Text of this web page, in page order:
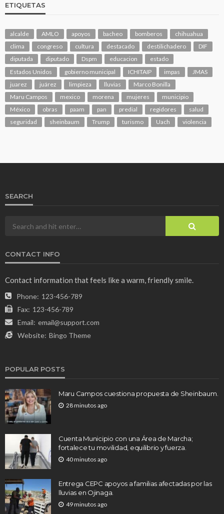
ETIQUETAS
alcalde AMLO apoyos bacheo bomberos
chihuahua
clima
congreso cultura destacado destilichadero
DIF
diputada
diputado Dspm educacion
estado
Estados Unidos
gobierno municipal ICHITAIP impas
JMAS
juarez
juárez limpieza lluvias
Marco Bonilla
Maru Campos
mexico morena mujeres
municipio
México
obras paam pan predial regidores
salud
seguridad
sheinbaum Trump turismo Uach violencia
SEARCH
CONTACT INFO
Contact information that feels like a warm, friendly smile.
Phone: 123-456-789
Fax: 123-456-789
Email: email@support.com
Website: Bingo Theme
POPULAR POSTS
Maru Campos cuestiona propuesta de Sheinbaum.
28 minutos ago
Cuenta Municipio con una Área de Marcha;
fortalece tu movilidad, equilibrio y fuerza.
40 minutos ago
Entrega CEPC apoyos a familias afectadas por las
lluvias en Ojinaga.
49 minutos ago